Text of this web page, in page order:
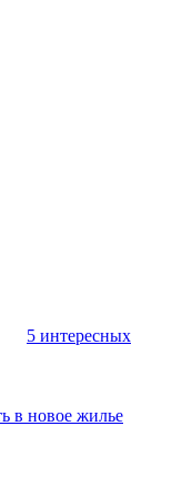
5 интересных
в новое жилье